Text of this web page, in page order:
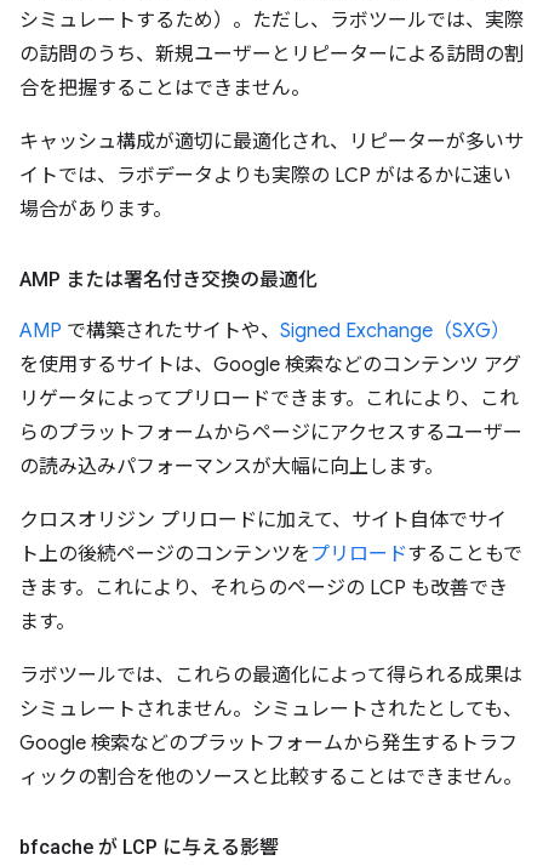
シミュレートするため）。ただし、ラボツールでは、実際
の訪問のうち、新規ユーザーとリピーターによる訪問の割
合を把握することはできません。
キャッシュ構成が適切に最適化され、リピーターが多いサ
イトでは、ラボデータよりも実際の LCP がはるかに速い
場合があります。
AMP または署名付き交換の最適化
AMP で構築されたサイトや、 Signed Exchange（SXG）
を使用するサイトは、Google 検索などのコンテンツ アグ
リゲータによってプリロードできます。これにより、これ
らのプラットフォームからページにアクセスするユーザー
の読み込みパフォーマンスが大幅に向上します。
クロスオリジン プリロードに加えて、サイト自体でサイ
ト上の後続ページのコンテンツを プリロードすることもで
きます。これにより、それらのページの LCP も改善でき
ます。
ラボツールでは、これらの最適化によって得られる成果は
シミュレートされません。シミュレートされたとしても、
Google 検索などのプラットフォームから発生するトラフ
ィックの割合を他のソースと比較することはできません。
bfcache が LCP に与える影響